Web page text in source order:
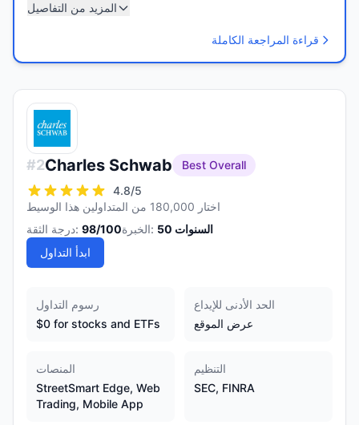
المزيد من التفاصيل
قراءة المراجعة الكاملة
#2Charles Schwab
Best Overall
4.8/5
اختار 180,000 من المتداولين هذا الوسيط
درجة الثقة: 98/100 الخبرة: 50 السنوات
ابدأ التداول
رسوم التداول
$0 for stocks and ETFs
الحد الأدنى للإيداع
عرض الموقع
المنصات
StreetSmart Edge, Web
Trading, Mobile App
التنظيم
SEC, FINRA